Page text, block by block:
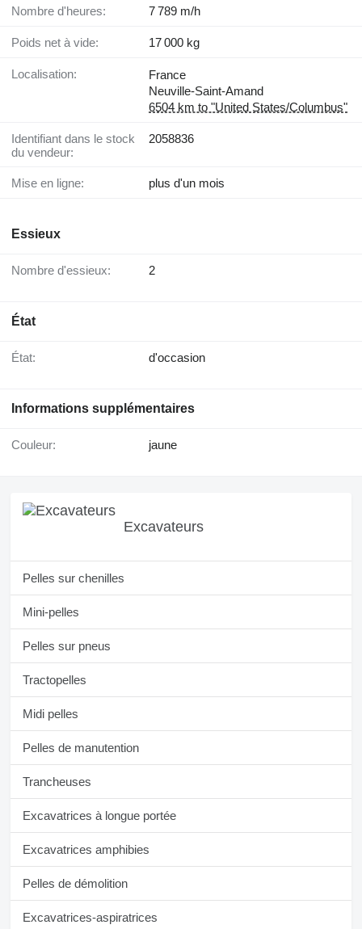
Nombre d'heures: 7 789 m/h
Poids net à vide: 17 000 kg
Localisation:
France
Neuville-Saint-Amand
6504 km to "United States/Columbus"
Identifiant dans le stock
du vendeur:
2058836
Mise en ligne: plus d'un mois
Essieux
Nombre d'essieux: 2
État
État: d'occasion
Informations supplémentaires
Couleur: jaune
Excavateurs
Pelles sur chenilles
Mini-pelles
Pelles sur pneus
Tractopelles
Midi pelles
Pelles de manutention
Trancheuses
Excavatrices à longue portée
Excavatrices amphibies
Pelles de démolition
Excavatrices-aspiratrices